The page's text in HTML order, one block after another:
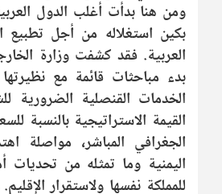
ومن هنا بدأت أغلب الدول
بكين استغلاله من أجل تطبيع
العربية. فقد كشفت وزارة
بدء مباحثات قائمة مع
الخدمات القنصلية الضرورية
القيمة الاستراتيجية بالنسبة
الجغرافي المباشر، مواصلة
اليمنية وما تمثله من تحديات
للمملكة نفسها ولاستقرار